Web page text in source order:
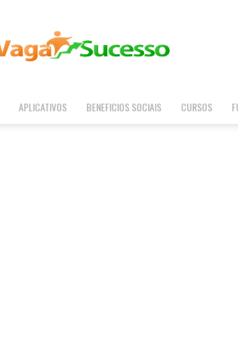
Vaga
APLICATIVOS BENEFICIOS SOCIAIS CURSOS